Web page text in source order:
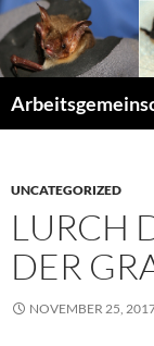
UNCATEGORIZED
LURCH
DER
NOVEMBER 25,